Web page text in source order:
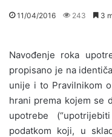
11/04/2016 243 3
Navođenje roka
propisano je na
unije i to Pravilnikom
hrani prema kojem se
upotrebe
podatkom koji, u